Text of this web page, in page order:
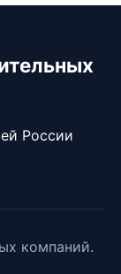
России
компаний.